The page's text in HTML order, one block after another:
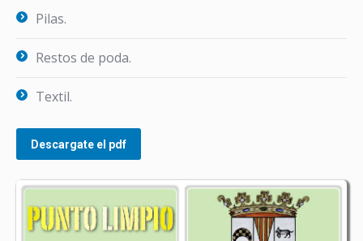
Pilas.
Restos de poda.
Textil.
Descargate el pdf